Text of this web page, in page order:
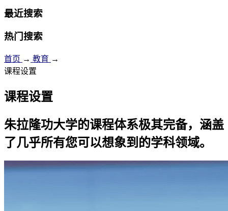
最近搜索
热门搜索
首页 → 教育 →
课程设置
课程设置
朱拉隆功大学的课程体系极其完备，涵盖
了几乎所有您可以想象到的学科领域。